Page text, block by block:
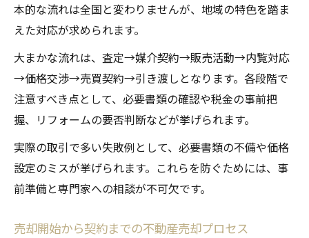
本的な流れは全国と変わりませんが、地域の特色を踏ま
えた対応が求められます。
大まかな流れは、査定→媒介契約→販売活動→内覧対応
→価格交渉→売買契約→引き渡しとなります。各段階で
注意すべき点として、必要書類の確認や税金の事前把
握、リフォームの要否判断などが挙げられます。
実際の取引で多い失敗例として、必要書類の不備や価格
設定のミスが挙げられます。これらを防ぐためには、事
前準備と専門家への相談が不可欠です。
売却開始から契約までの不動産売却プロセス